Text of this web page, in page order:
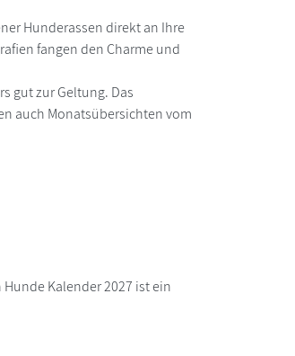
Hunderassen direkt an Ihre
fangen den Charme und
gut zur Geltung. Das
auch Monatsübersichten vom
Kalender 2027 ist ein